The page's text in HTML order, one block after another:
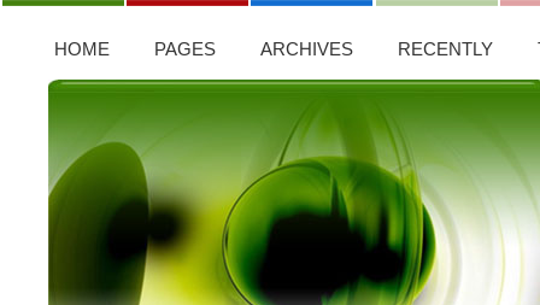
HOME PAGES ARCHIVES RECENTLY